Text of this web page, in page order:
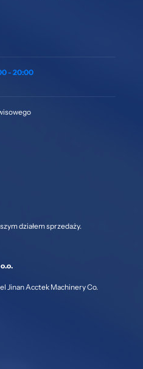
- 20:00
działem sprzedaży.
Jinan Acctek Machinery Co.